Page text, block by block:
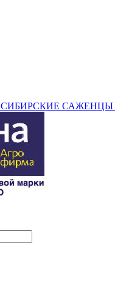
СИБИРСКИЕ САЖЕНЦЫ